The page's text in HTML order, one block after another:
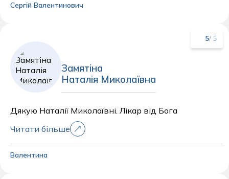
Сергій Валентинович
5/ 5
Замятіна
Наталія Миколаївна
Дякую Наталії Миколаївні. Лікар від Бога
Читати більше
Валентина